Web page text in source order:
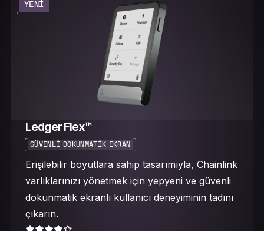
YENI
Ledger Flex™
GÜVENLI DOKUNMATIK EKRAN
Erişilebilir boyutlara sahip tasarımıyla, Chainlink
varlıklarınızı yönetmek için yepyeni ve güvenli
dokunmatik ekranlı kullanıcı deneyiminin tadını
çıkarın.